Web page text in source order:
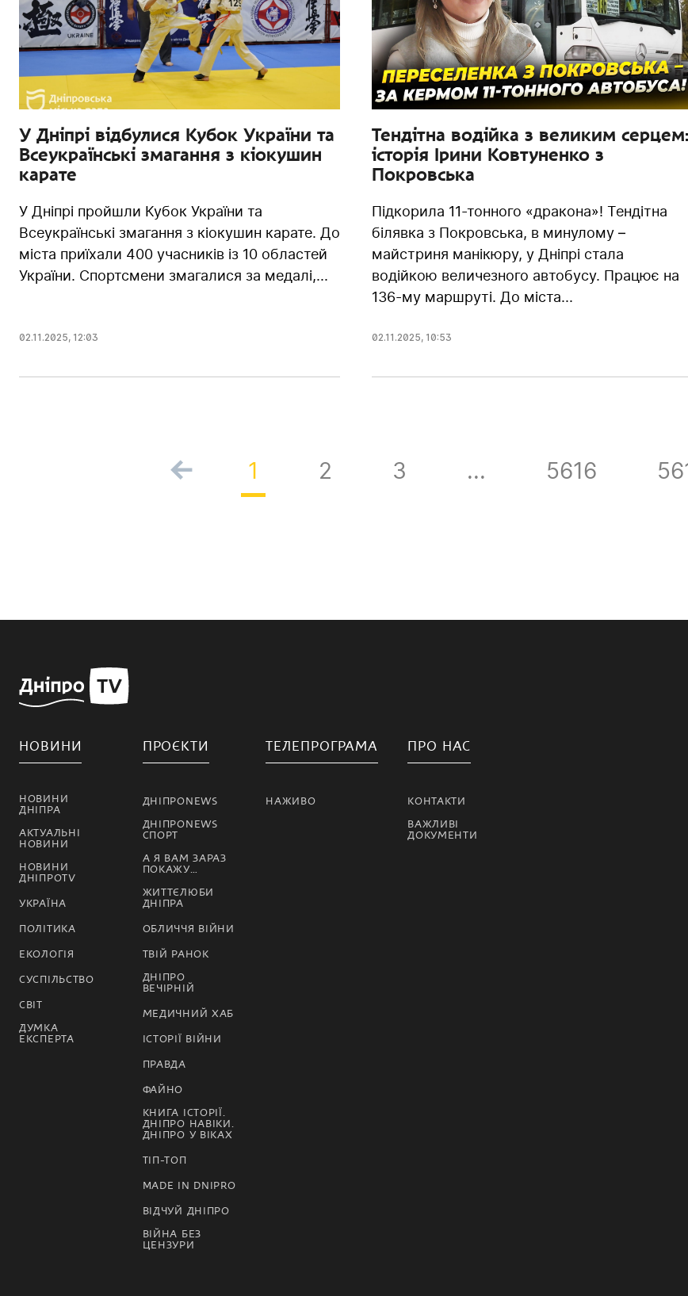
У Дніпрі відбулися Кубок України та
Всеукраїнські змагання з кіокушин
карате
У Дніпрі пройшли Кубок України та
Всеукраїнські змагання з кіокушин карате. До
міста приїхали 400 учасників із 10 областей
України. Спортсмени змагалися за медалі,...
02.11.2025, 12:03
Тендітна водійка з великим серцем:
історія Ірини Ковтуненко з
Покровська
Підкорила 11-тонного «дракона»! Тендітна
білявка з Покровська, в минулому –
майстриня манікюру, у Дніпрі стала
водійкою величезного автобусу. Працює на
136-му маршруті. До міста...
02.11.2025, 10:53
1 2 3 ... 5616
НОВИНИ
НОВИНИ
ДНІПРА
АКТУАЛЬНІ
НОВИНИ
НОВИНИ
ДНІПРОTV
УКРАЇНА
ПОЛІТИКА
ЕКОЛОГІЯ
СУСПІЛЬСТВО
СВІТ
ДУМКА
ЕКСПЕРТА
ПРОЄКТИ
ДНІПРОNEWS
ДНІПРОNEWS
СПОРТ
А Я ВАМ ЗАРАЗ
ПОКАЖУ…
ЖИТТЄЛЮБИ
ДНІПРА
ОБЛИЧЧЯ ВІЙНИ
ТВІЙ РАНОК
ДНІПРО
ВЕЧІРНІЙ
МЕДИЧНИЙ ХАБ
ІСТОРІЇ ВІЙНИ
ПРАВДА
ФАЙНО
КНИГА ІСТОРІЇ.
ДНІПРО НАВІКИ.
ДНІПРО У ВІКАХ
ТІП-ТОП
MADE IN DNIPRO
ВІДЧУЙ ДНІПРО
ВІЙНА БЕЗ
ЦЕНЗУРИ
ТЕЛЕПРОГРАМА
НАЖИВО
ПРО НАС
КОНТАКТИ
ВАЖЛИВІ
ДОКУМЕНТИ